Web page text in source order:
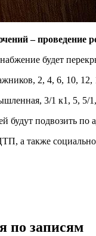
– проведение
будет
2, 4, 6, 10, 12,
3/1 к1, 5, 5/
будут подвозить
а также социально
по записям